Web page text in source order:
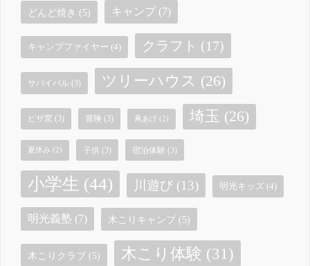
どんど焼き (5) キャンプ (7)
キャンプファイヤー (4) クラフト (17)
サバイバル (3) ツリーハウス (26)
ピザ窯 (3) 冒険 (3) 凧あげ (2) 埼玉 (26)
夏休み (2) 子供 (3) 宿泊体験 (3)
小学生 (44) 川遊び (13) 明光キッズ (4)
明光義塾 (7) 木こりキャンプ (5)
木こりクラブ (5) 木こり体験 (31)